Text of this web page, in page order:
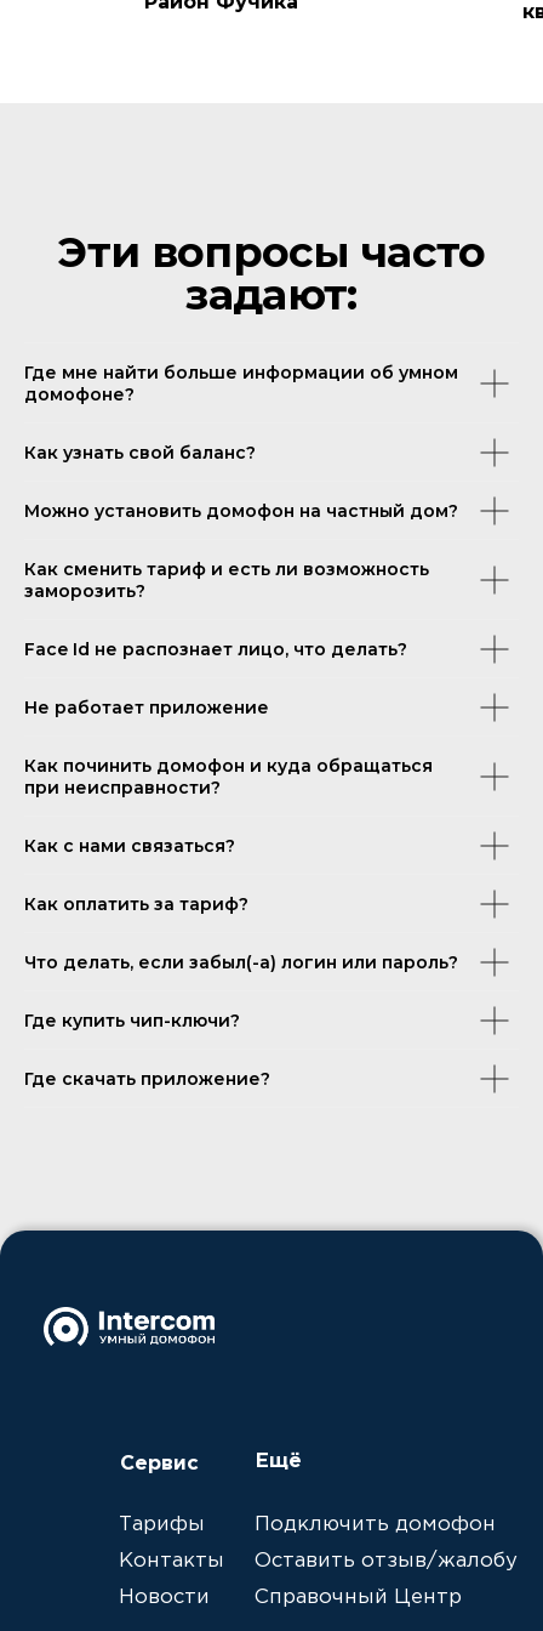
Где мне найти больше информации об умном
домофоне?
Как узнать свой баланс?
Можно установить домофон на частный дом?
Как сменить тариф и есть ли возможность
заморозить?
Face Id не распознает лицо, что делать?
Не работает приложение
Как починить домофон и куда обращаться
при неисправности?
Как с нами связаться?
Как оплатить за тариф?
Что делать, если забыл(-а) логин или пароль?
Где купить чип-ключи?
Где скачать приложение?